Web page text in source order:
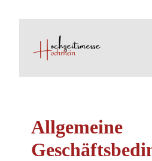
Inhalt
springen
Allgemeine